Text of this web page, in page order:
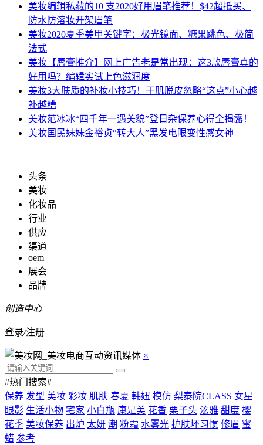
美妆编辑私藏的10 支2020好用眉笔推荐！$42超抵买、
防水防溶妆开架眉笔
美妆2020夏季美甲关键字：极光镜面、糖果跳色、极简
法式
美妆 【唇膏推介】网上广告老是常出现：这3款唇膏真的
好用吗？编辑实试上色滋润度
美妆3大肤质的补妆小技巧！干肌脱皮忽略“这点”小心越
补越糟
美妆范冰冰“四千年一遇美貌”登日杂保养心得全揭露！
美妆国民妹妹金裕贞“转大人”黑发电眼变性感女神
头条
美妆
化妆品
行业
供应
渠道
oem
展会
品牌
创造中心
登录/注册
×
#热门搜索#
保养 发型 美妆 彩妆 肌肤 春夏 韩妞 模仿 梨泰院CLASS 女星
眼影 生活小物 宅家 小白瓶 康是美 花香 栗子头 泫雅 甜度 樱
花季 美妆保养 出炉 太妍 潮 粉霜 水雾光 护肤坏习惯 修眉 蜜
蜡 参考